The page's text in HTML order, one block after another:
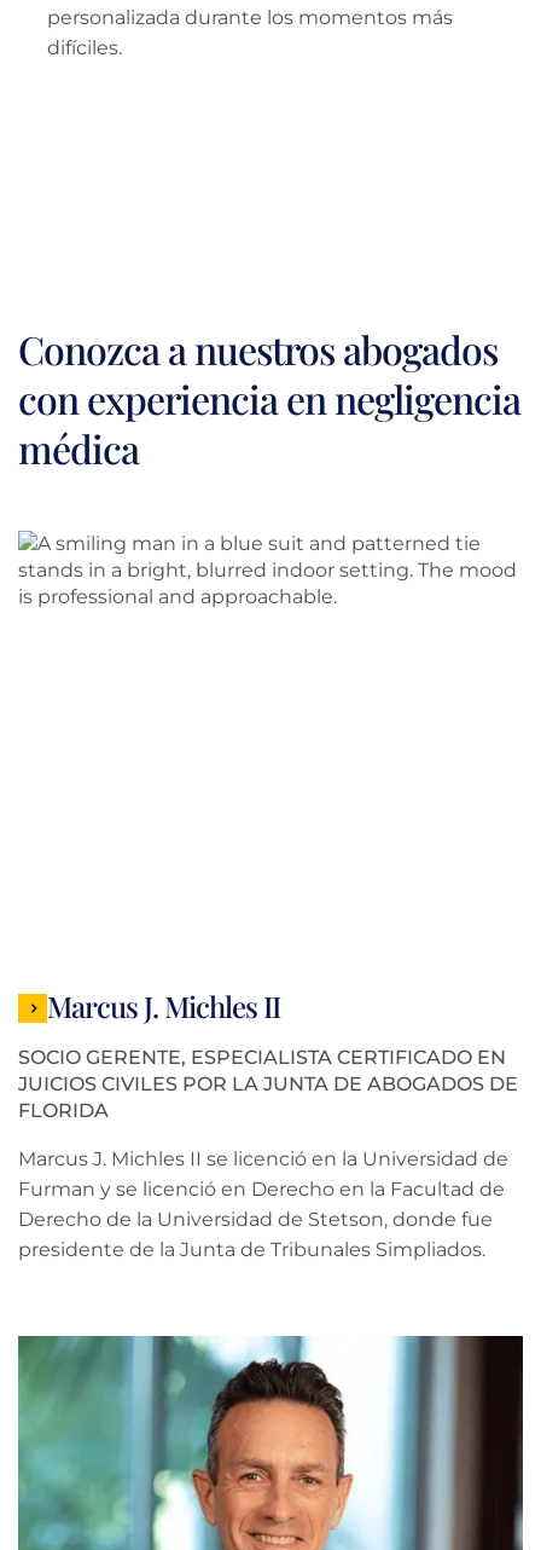
personalizada durante los momentos más
difíciles.
Conozca a nuestros abogados
con experiencia en negligencia
médica
Marcus J. Michles II
SOCIO GERENTE, ESPECIALISTA CERTIFICADO EN
JUICIOS CIVILES POR LA JUNTA DE ABOGADOS DE
FLORIDA
Marcus J. Michles II se licenció en la Universidad de
Furman y se licenció en Derecho en la Facultad de
Derecho de la Universidad de Stetson, donde fue
presidente de la Junta de Tribunales Simpliados.